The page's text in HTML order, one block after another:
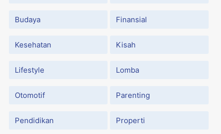
Budaya Finansial
Kesehatan Kisah
Lifestyle Lomba
Otomotif Parenting
Pendidikan Properti